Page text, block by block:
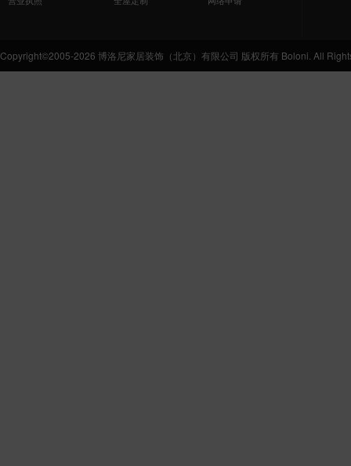
Copyright©2005-2026 博洛尼家居装饰（北京）有限公司 版权所有 Boloni. All